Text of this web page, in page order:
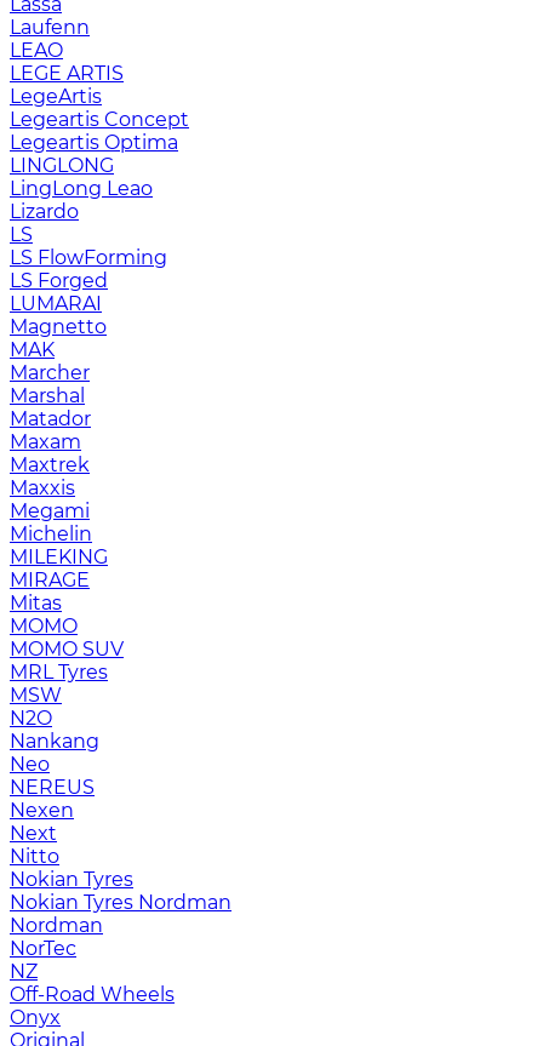
Laufenn
LEAO
LEGE ARTIS
LegeArtis
Legeartis Concept
Legeartis Optima
LINGLONG
LingLong Leao
Lizardo
LS
LS FlowForming
LS Forged
LUMARAI
Magnetto
MAK
Marcher
Marshal
Matador
Maxam
Maxtrek
Maxxis
Megami
Michelin
MILEKING
MIRAGE
Mitas
MOMO
MOMO SUV
MRL Tyres
MSW
N2O
Nankang
Neo
NEREUS
Nexen
Next
Nitto
Nokian Tyres
Nokian Tyres Nordman
Nordman
NorTec
NZ
Off-Road Wheels
Onyx
Original